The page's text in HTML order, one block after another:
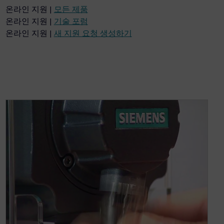
온라인 지원 | 모든 제품
온라인 지원 | 기술 포럼
온라인 지원 | 새 지원 요청 생성하기